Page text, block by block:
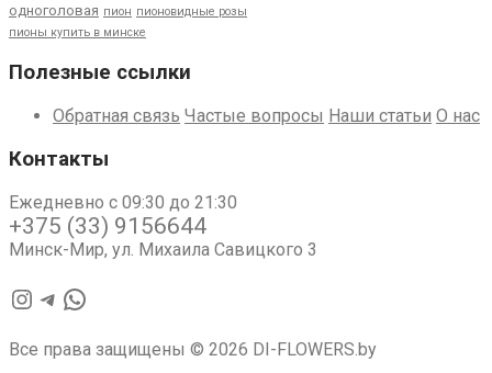
одноголовая пион пионовидные розы
пионы купить в минске
Полезные ссылки
Обратная связь Частые вопросы Наши статьи О нас
Контакты
Ежедневно с 09:30 до 21:30
+375 (33) 9156644
Минск-Мир, ул. Михаила Савицкого 3
Instagram
Telegram
WhatsApp
Все права защищены © 2026 DI-FLOWERS.by